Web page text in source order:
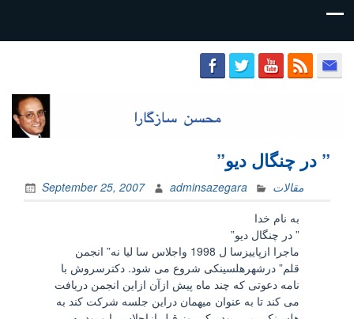
محسن
سازگارا
” در چنگال دیو”
September 25, 2007 adminsazegara
مقالات
به نام خدا
” در چنگال دیو”
ماجرا ازپاییزسا ل 1998 واجلاس سا لیا نه” انجمن
قلم” درشهرهلسینکی شروع می شود. دکترسروش با
نامه دعوتی که چند ماه پیش ازآن ازاین انجمن دریافت
می کند تا به عنوان میهمان دراین جلسه شرکت کند به